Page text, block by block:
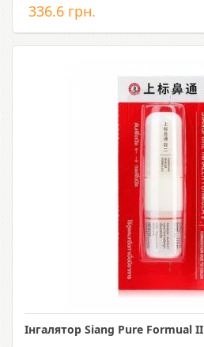
336.6 грн.
Інгалятор Siang Pure Formual II